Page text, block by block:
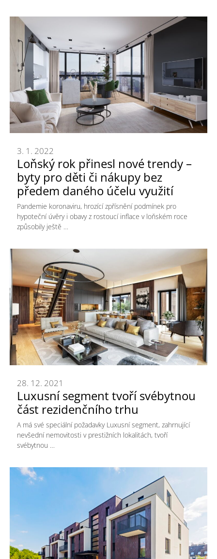
Loňský rok přinesl nové trendy –
byty pro děti či nákupy bez
předem daného účelu využití
3. 1. 2022
Pandemie koronaviru, hrozící zpřísnění podmínek pro
hypoteční úvěry i obavy z rostoucí inflace v loňském roce
způsobily ještě …
Luxusní segment tvoří svébytnou
část rezidenčního trhu
28. 12. 2021
A má své speciální požadavky Luxusní segment, zahrnující
nevšední nemovitosti v prestižních lokalitách, tvoří
svébytnou …